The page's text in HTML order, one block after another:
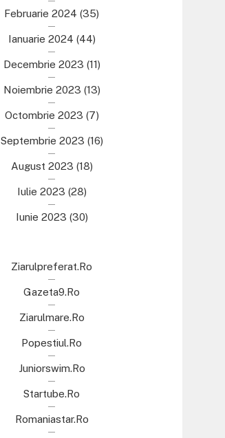
Februarie 2024 (35)
Ianuarie 2024 (44)
Decembrie 2023 (11)
Noiembrie 2023 (13)
Octombrie 2023 (7)
Septembrie 2023 (16)
August 2023 (18)
Iulie 2023 (28)
Iunie 2023 (30)
Ziarulpreferat.ro
Gazeta9.ro
Ziarulmare.ro
Popestiul.ro
Juniorswim.ro
Startube.ro
Romaniastar.ro